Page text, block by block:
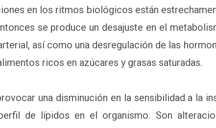
en los ritmos biológicos están
se produce un desajuste en el
así como una desregulación de las
ricos en azúcares y grasas saturadas.
una disminución en la sensibilidad a la
de lípidos en el organismo. Son